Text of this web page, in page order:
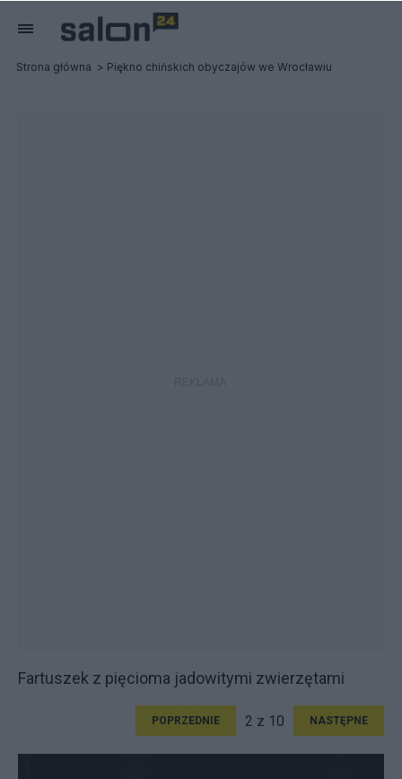
Strona główna Piękno chińskich obyczajów we Wrocławiu
Fartuszek z pięcioma jadowitymi zwierzętami
POPRZEDNIE 2 z 10 NASTĘPNE